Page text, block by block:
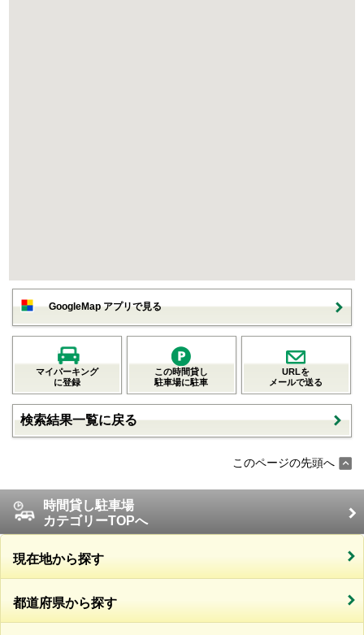
GoogleMap アプリで見る
マイパーキング
に登録
この時間貸し
駐車場に駐車
URLを
メールで送る
検索結果一覧に戻る
このページの先頭へ
時間貸し駐車場
カテゴリーTOPへ
現在地から探す
都道府県から探す